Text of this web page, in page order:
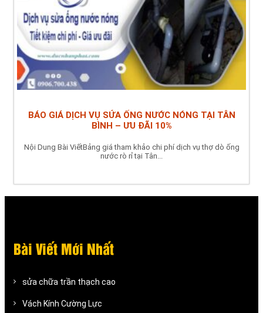
BÁO GIÁ DỊCH VỤ SỬA ỐNG NƯỚC NÓNG TẠI TÂN
BÌNH – ƯU ĐÃI 10%
Nội Dung Bài ViếtBảng giá tham khảo chi phí dịch vụ thợ dò ống
nước rò rỉ tại Tân...
Bài Viết Mới Nhất
sửa chữa trần thạch cao
Vách Kính Cường Lực